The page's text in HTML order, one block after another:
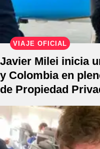
VIAJE OFICIAL
Javier Milei inicia
y Colombia en
de Propiedad